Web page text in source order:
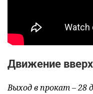
Движение вверх
Выход в прокат – 28